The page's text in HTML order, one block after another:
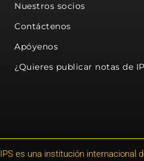
Nuestros socios
Contáctenos
Apóyenos
¿Quieres publicar notas de
IPS es una institución internacional